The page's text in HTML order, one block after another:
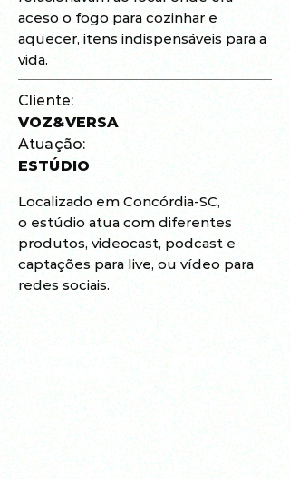
aceso o fogo para cozinhar e
aquecer, itens indispensáveis para a
vida.
Cliente:
VOZ&VERSA
Atuação:
ESTÚDIO
Localizado em Concórdia-SC,
o estúdio atua com diferentes
produtos, videocast, podcast e
captações para live, ou vídeo para
redes sociais.